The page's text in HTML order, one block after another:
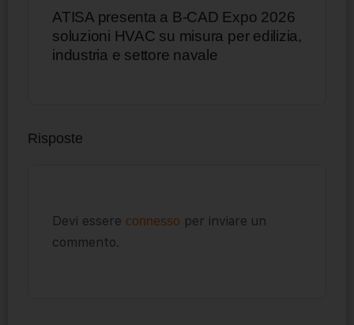
ATISA presenta a B-CAD Expo 2026
soluzioni HVAC su misura per edilizia,
industria e settore navale
Risposte
Devi essere connesso per inviare un
commento.